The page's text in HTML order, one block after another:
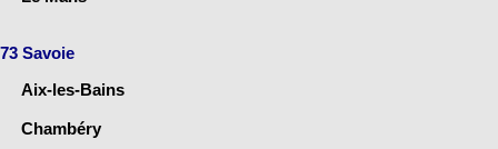
73 Savoie
Aix-les-Bains
Chambéry